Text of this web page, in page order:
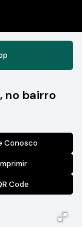
no bairro
Conosco
Code